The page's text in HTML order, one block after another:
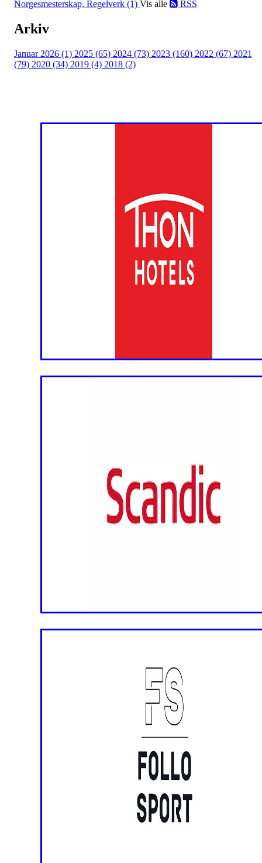
Norgesmesterskap, Regelverk (1) Vis alle RSS
Arkiv
Januar 2026 (1) 2025 (65) 2024 (73) 2023 (160) 2022 (67) 2021
(79) 2020 (34) 2019 (4) 2018 (2)